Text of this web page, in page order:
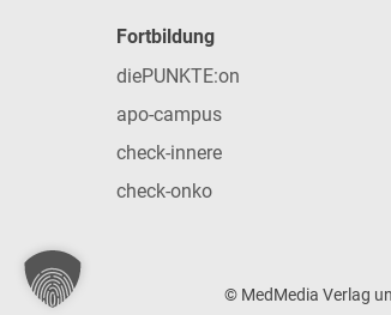
Fortbildung
diePUNKTE:on
apo-campus
check-innere
check-onko
© MedMedia Verlag